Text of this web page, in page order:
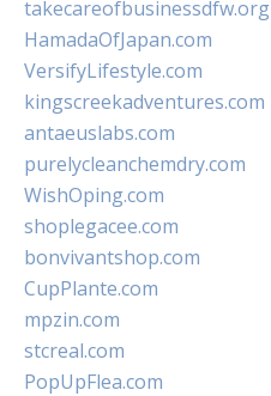
takecareofbusinessdfw.org
HamadaOfJapan.com
VersifyLifestyle.com
kingscreekadventures.com
antaeuslabs.com
purelycleanchemdry.com
WishOping.com
shoplegacee.com
bonvivantshop.com
CupPlante.com
mpzin.com
stcreal.com
PopUpFlea.com